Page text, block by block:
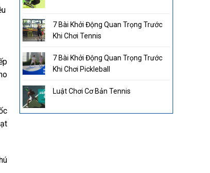
7 Bài Khởi Động Quan Trọng Trước
Khi Chơi Tennis
7 Bài Khởi Động Quan Trọng Trước
Khi Chơi Pickleball
Luật Chơi Cơ Bản Tennis